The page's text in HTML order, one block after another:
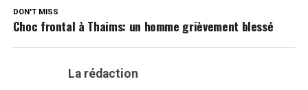
DON'T MISS
Choc frontal à Thaims: un homme grièvement blessé
La rédaction